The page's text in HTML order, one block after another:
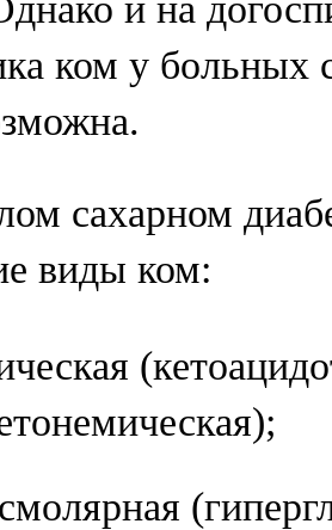
и на
ком у больных
сахарном
виды ком: